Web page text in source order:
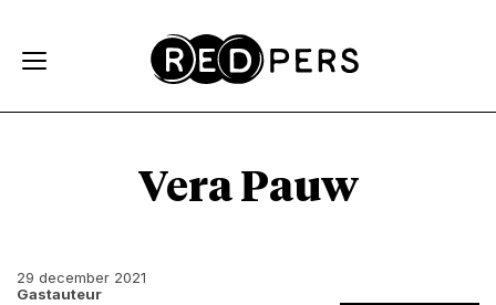
Vera Pauw
29 december 2021
Gastauteur